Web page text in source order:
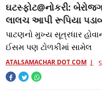
ઘટસ્ફોટ@નોકરી:
લાલચ આપી રૂપિયા
પાટણનો મુખ્ય સૂત્રધાર
ઈસમ પણ ટોળકીમાં સામેલ
ATALSAMACHAR DOT COM